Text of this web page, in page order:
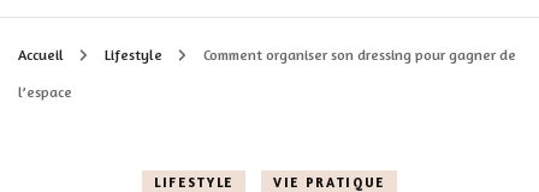
Accueil Lifestyle Comment organiser son dressing pour gagner de
l’espace
LIFESTYLE VIE PRATIQUE